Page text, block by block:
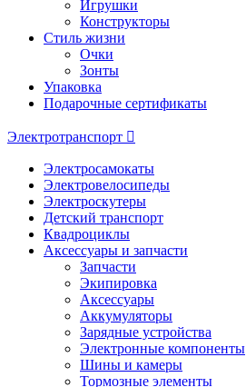
Игрушки
Конструкторы
Стиль жизни
Очки
Зонты
Упаковка
Подарочные сертификаты
Электротранспорт
Электросамокаты
Электровелосипеды
Электроскутеры
Детский транспорт
Квадроциклы
Аксессуары и запчасти
Запчасти
Экипировка
Аксессуары
Аккумуляторы
Зарядные устройства
Электронные компоненты
Шины и камеры
Тормозные элементы